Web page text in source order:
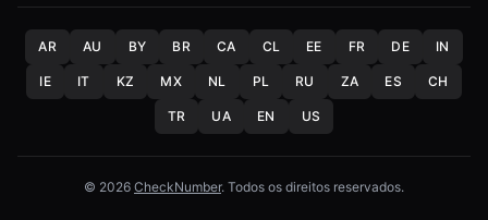
AR AU BY BR CA CL EE FR DE IN
IE IT KZ MX NL PL RU ZA ES CH
TR UA EN US
© 2026 CheckNumber. Todos os direitos reservados.